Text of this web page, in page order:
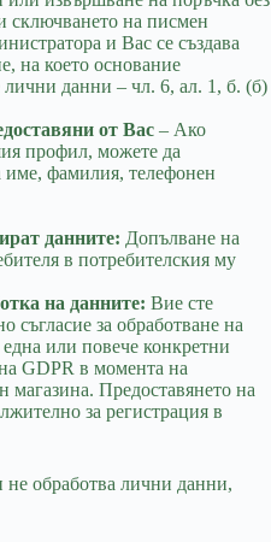
сключването на писмен
и Вас се създава
на което основание
данни – чл. 6, ал. 1, б. (б)
от Вас – Ако
профил, можете да
име, фамилия, телефонен
данните: Допълване на
в потребителския му
на данните: Вие сте
съгласие за обработване на
или повече конкретни
GDPR в момента на
магазина. Предоставянето на
за регистрация в
обработва лични данни,